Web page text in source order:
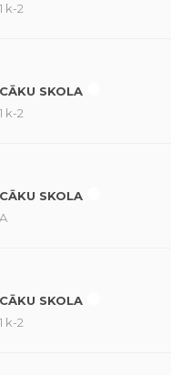
k-2
SKOLA
k-2
SKOLA
SKOLA
k-2